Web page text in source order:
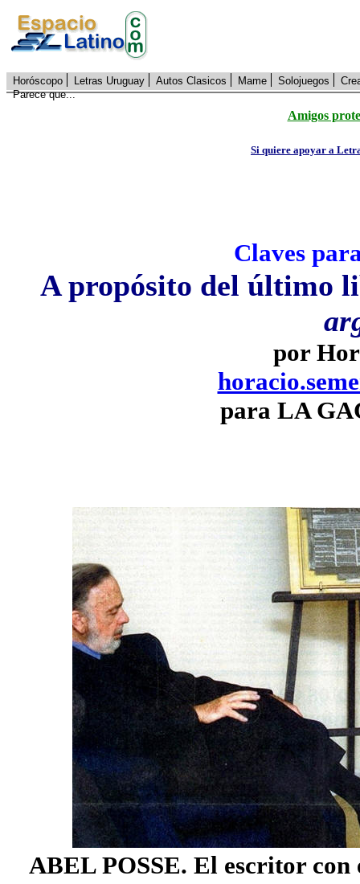
Horóscopo Letras Uruguay Autos Clasicos Mame Solojuegos
Parece que...
Amigos
Si quiere apoyar a
Claves
A propósito del último
por
para LA
ABEL POSSE. El escritor